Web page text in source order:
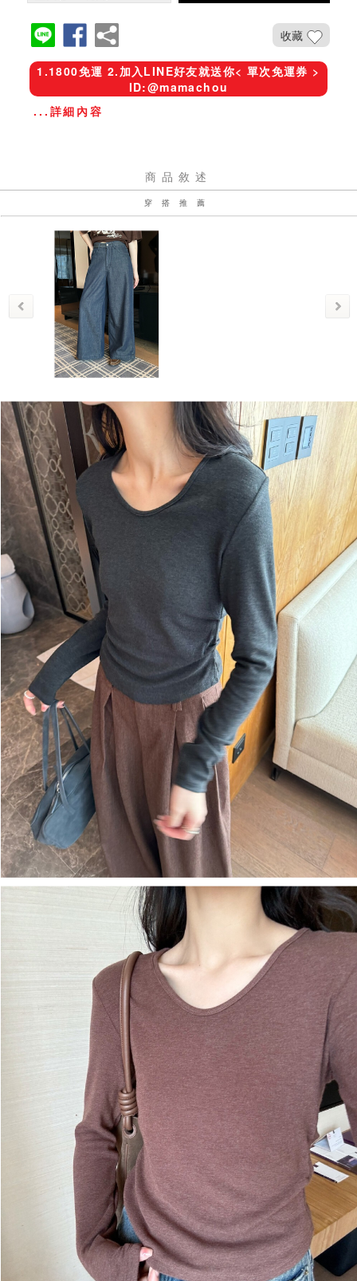
收藏
1.1800免運 2.加入LINE好友就送你< 單次免運券 >
ID:@mamachou
...詳細內容
商品敘述